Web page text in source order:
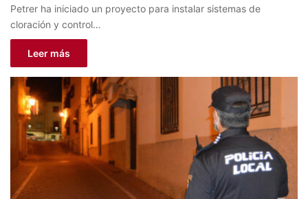
Petrer ha iniciado un proyecto para instalar sistemas de
cloración y control…
Leer más